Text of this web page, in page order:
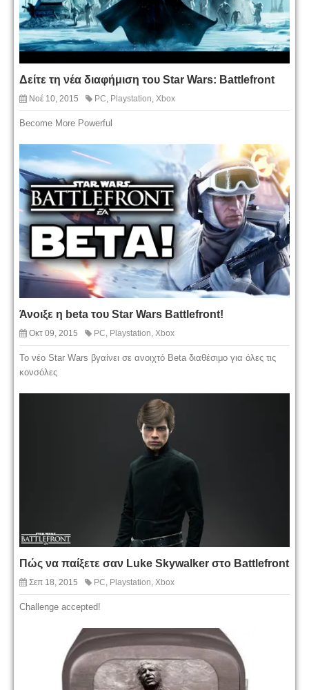
Δείτε τη νέα διαφήμιση του Star Wars: Battlefront
Νοέ 10, 2015 PC, Playstation, Xbox
Become More Powerful
Άνοιξε η beta του Star Wars Battlefront!
Οκτ 09, 2015 PC, Playstation, Xbox
Το νέο Star Wars βγαίνει σε ανοιχτό Beta διαθέσιμο για όλες τις
κονσόλες
Πώς να παίξετε σαν Luke Skywalker στο Battlefront
Σεπ 18, 2015 PC Playstation Xbox
Challenge accepted!